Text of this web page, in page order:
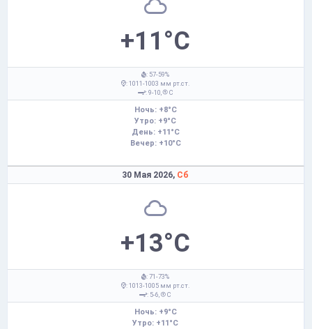
+11°C
: 57-59%
: 1011-1003 мм рт.ст.
: 9-10,
С
Ночь: +8°C
Утро: +9°C
День: +11°C
Вечер: +10°C
30 Мая 2026, Сб
+13°C
: 71-73%
: 1013-1005 мм рт.ст.
: 5-6,
С
Ночь: +9°C
Утро: +11°C